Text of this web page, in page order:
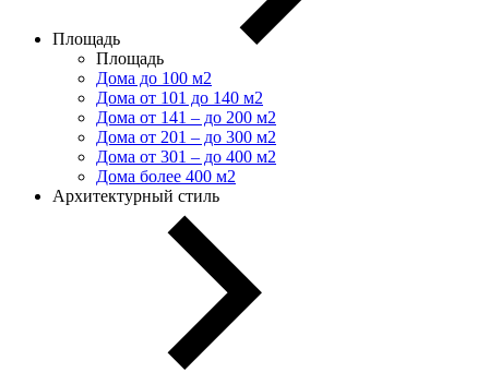
Площадь
Площадь
Дома до 100 м2
Дома от 101 до 140 м2
Дома от 141 – до 200 м2
Дома от 201 – до 300 м2
Дома от 301 – до 400 м2
Дома более 400 м2
Архитектурный стиль